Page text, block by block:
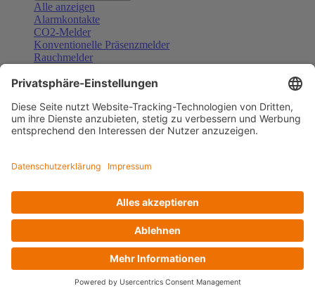
Alle anzeigen
Alarmkontakte
CO2-Melder
Konventionelle Präsenzmelder
Rauchmelder
Gefahrenmelder
Türsprechanlagen
Alle anzeigen
Außenstationen
Klingeltaster und Gongs
Sprechanlagen-Sets
Zubehör Türkommunikation
Videoüberwachung
Zubehör Videoüberwachung
Alle anzeigen